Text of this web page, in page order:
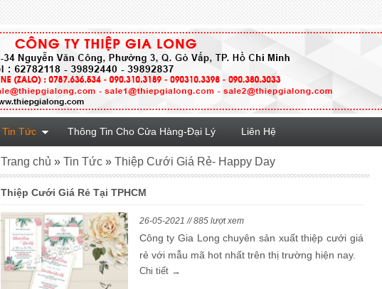
Thiệp Cưới Giá Rẻ Tại TPHCM
26-05-2021 // 885 lượt xem
Công ty Gia Long chuyên sản xuất thiệp cưới giá
rẻ với mẫu mã hot nhất trên thị trường hiện nay.
Chi tiết →
Trang chủ »Tin Tức »Thiệp Cưới Giá Rẻ- Happy Day
Tin Tức Thông Tin Cho Cửa Hàng-Đại Lý Liên Hệ